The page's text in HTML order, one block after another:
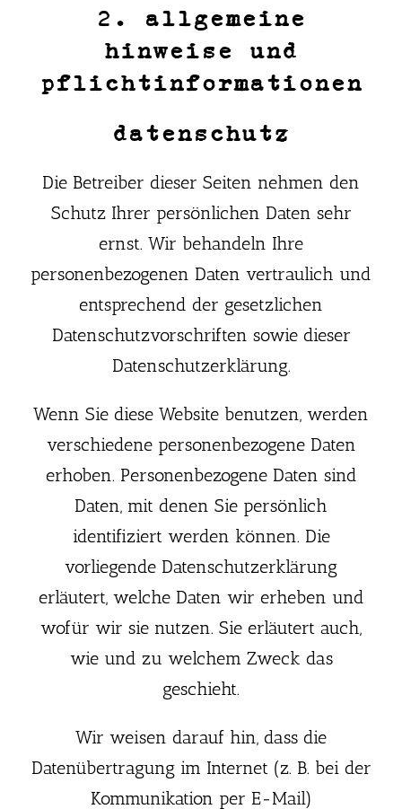
2. allgemeine
hinweise und
pflichtinformationen
datenschutz
Die Betreiber dieser Seiten nehmen den
Schutz Ihrer persönlichen Daten sehr
ernst. Wir behandeln Ihre
personenbezogenen Daten vertraulich und
entsprechend der gesetzlichen
Datenschutzvorschriften sowie dieser
Datenschutzerklärung.
Wenn Sie diese Website benutzen, werden
verschiedene personenbezogene Daten
erhoben. Personenbezogene Daten sind
Daten, mit denen Sie persönlich
identifiziert werden können. Die
vorliegende Datenschutzerklärung
erläutert, welche Daten wir erheben und
wofür wir sie nutzen. Sie erläutert auch,
wie und zu welchem Zweck das
geschieht.
Wir weisen darauf hin, dass die
Datenübertragung im Internet (z. B. bei der
Kommunikation per E-Mail)